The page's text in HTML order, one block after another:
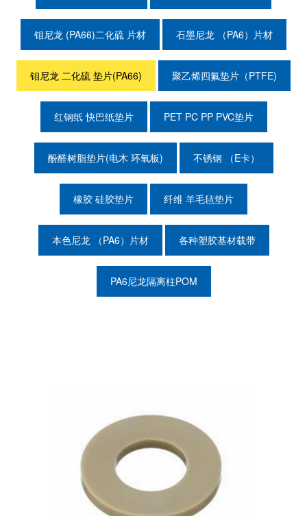
钼尼龙 (PA66)二化硫 片材 石墨尼龙 （PA6）片材
钼尼龙 二化硫 垫片(PA66) 聚乙烯四氟垫片（PTFE)
红钢纸 快巴纸垫片 PET PC PP PVC垫片
酚醛树脂垫片(电木 环氧板) 不锈钢 （E卡）
橡胶 硅胶垫片 纤维 羊毛毡垫片
本色尼龙 （PA6）片材 各种塑胶基材载带
PA6尼龙隔离柱POM